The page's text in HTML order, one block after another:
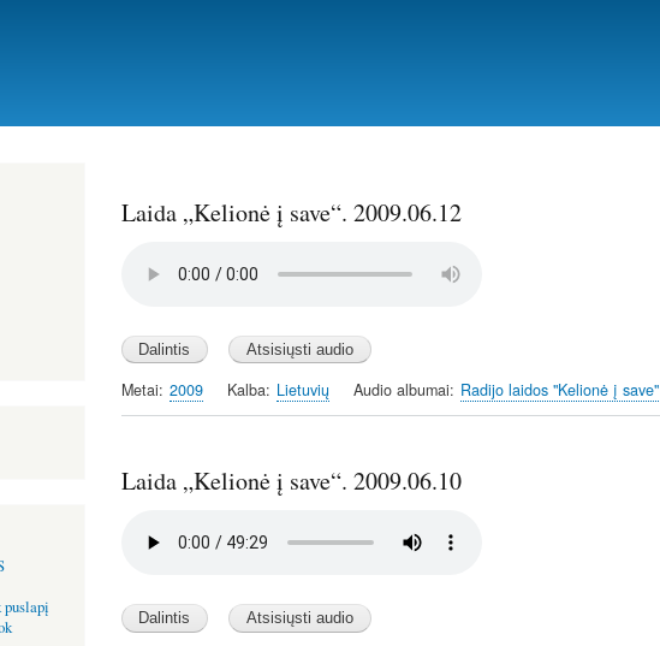
Laida „Kelionė į save“. 2009.06.12
Metai 2009 Kalba Lietuvių Audio albumai Radijo laidos "Kelionė į save"
Laida „Kelionė į save“. 2009.06.10